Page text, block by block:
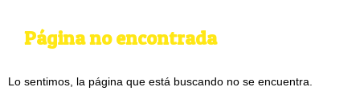
Página no encontrada
Lo sentimos, la página que está buscando no se encuentra.